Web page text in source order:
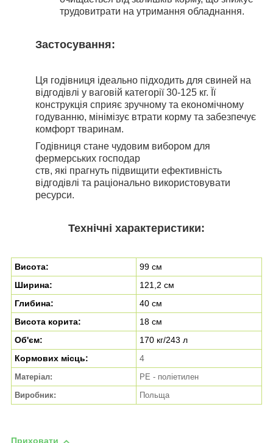
трудовитрати на утримання обладнання.
Застосування:
Ця годівниця ідеально підходить для свиней на
відгодівлі у ваговій категорії 30-125 кг. Її
конструкція сприяє зручному та економічному
годуванню, мінімізує втрати корму та забезпечує
комфорт тваринам.
Годівниця стане чудовим вибором для
фермерських господар
ств, які прагнуть підвищити ефективність
відгодівлі та раціонально використовувати
ресурси.
Технічні характеристики:
Висота:
99 см
Ширина:
121,2 см
Глибина:
40 см
Висота корита:
18 см
Об'єм:
170 кг/243 л
Кормових місць:
4
Матеріал:
PE - поліетилен
Виробник:
Польща
Приховати